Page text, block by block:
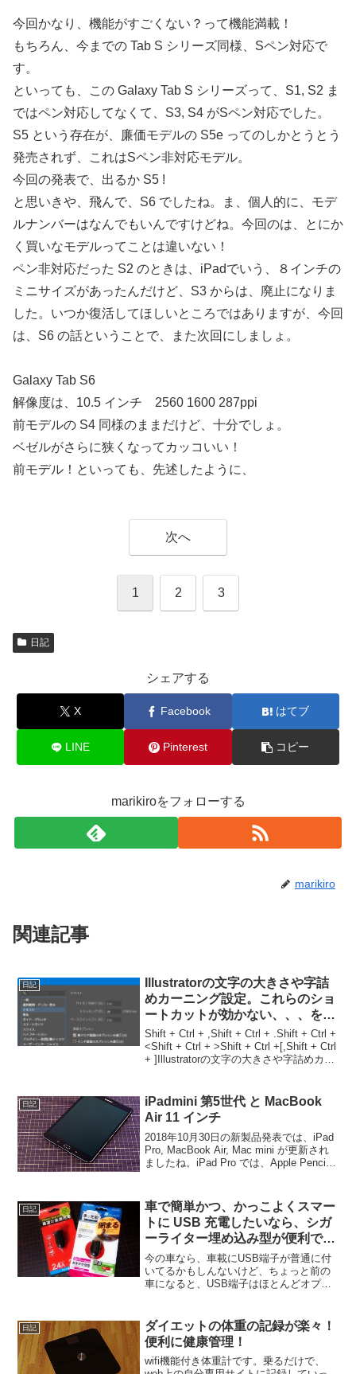
今回かなり、機能がすごくない？って機能満載！
もちろん、今までの Tab S シリーズ同様、Sペン対応で
す。
といっても、この Galaxy Tab S シリーズって、S1, S2 ま
ではペン対応してなくて、S3, S4 がSペン対応でした。
S5 という存在が、廉価モデルの S5e ってのしかとうとう
発売されず、これはSペン非対応モデル。
今回の発表で、出るか S5 !
と思いきや、飛んで、S6 でしたね。ま、個人的に、モデ
ルナンバーはなんでもいんですけどね。今回のは、とにか
く買いなモデルってことは違いない！
ペン非対応だった S2 のときは、iPadでいう、８インチの
ミニサイズがあったんだけど、S3 からは、廃止になりま
した。いつか復活してほしいところではありますが、今回
は、S6 の話ということで、また次回にしましょ。
Galaxy Tab S6
解像度は、10.5 インチ 2560 1600 287ppi
前モデルの S4 同様のままだけど、十分でしょ。
ベゼルがさらに狭くなってカッコいい！
前モデル！といっても、先述したように、
次へ
1 2 3
日記
シェアする
X Facebook はてブ
LINE Pinterest コピー
marikiroをフォローする
marikiro
関連記事
日記
Illustratorの文字の大きさや字詰
めカーニング設定。これらのショ
ートカットが効かない、、、を解
決
Shift + Ctrl + ,Shift + Ctrl + .Shift + Ctrl +
<Shift + Ctrl + >Shift + Ctrl +[,Shift + Ctrl
+ ]Illustratorの文字の大きさや字詰めカ
日記
iPadmini 第5世代 と MacBook
Air 11 インチ
2018年10月30日の新製品発表では、iPad
Pro, MacBook Air, Mac mini が更新され
ましたね。iPad Pro では、Apple Pencil
日記
車で簡単かつ、かっこよくスマー
トに USB 充電したいなら、シガ
ーライター埋め込み型が便利でス
テキ！
今の車なら、車載にUSB端子が普通に付
いてるかもしんないけど、ちょっと前の
車になると、USB端子はほとんどオプシ
USBコードがニョロニョロ出ているやつ
を買って充電って感...
日記
ダイエットの体重の記録が楽々！
便利に健康管理！
wifi機能付き体重計です。乗るだけで、